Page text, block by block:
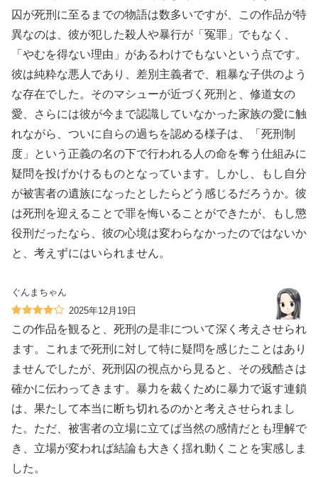
囚が死刑に至るまでの物語は数多いですが、この作品が特
異なのは、彼が犯した殺人や暴行が「冤罪」でもなく、
「やむを得ない理由」があるわけでもないという点です。
彼は純粋な悪人であり、差別主義者で、粗暴な子供のよう
な存在でした。そのマシューが近づく死刑と、修道女の
愛、さらには彼が今まで認識していなかった家族の愛に触
れながら、ついに自らの過ちを認める様子は、「死刑制
度」という正義の名の下で行われる人の命を奪う仕組みに
疑問を投げかけるものとなっています。しかし、もし自分
が被害者の遺族になったとしたらどう感じるだろうか。彼
は死刑を迎えることで罪を悔いることができたが、もし懲
役刑だったなら、彼の心境は変わらなかったのではないか
と、考えずにはいられません。
ぐんまちゃん
2025年12月19日
この作品を観ると、死刑の是非について深く考えさせられ
ます。これまで死刑に対して特に疑問を感じたことはあり
ませんでしたが、死刑囚の視点から見ると、その残酷さは
確かに伝わってきます。暴力を裁くために暴力で返す連鎖
は、果たして本当に断ち切れるのかと考えさせられまし
た。ただ、被害者の立場に立てば当然の感情だとも理解で
き、立場が変われば結論も大きく揺れ動くことを実感しま
した。